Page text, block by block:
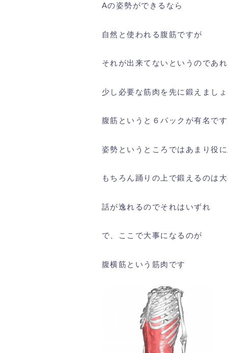
Aの姿勢ができるなら
自然と使われる腹筋ですが
それが出来てないというのであ
少し必要な筋肉を先に鍛えまし
腹筋というと６パックが有名で
姿勢というところではあまり役
もちろん踊りの上で鍛えるのは
話が逸れるのでそれはいずれ
で、ここで大事になるのが
腹横筋という筋肉です